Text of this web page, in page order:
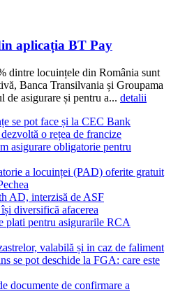
aplicația BT Pay
dintre locuințele din România sunt
Banca Transilvania și Groupama
de asigurare și pentru a... detalii
se pot face și la CEC Bank
o rețea de francize
asigurare obligatorie pentru
a locuinței (PAD) oferite gratuit
AD, interzisă de ASF
diversifică afacerea
plati pentru asigurarile RCA
valabilă și in caz de faliment
se pot deschide la FGA: care este
documente de confirmare a